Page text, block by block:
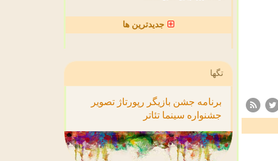
جدیدترین ها
تگها
برنامه جشن بازیگر رپورتاژ تصویر
جشنواره سینما تئاتر